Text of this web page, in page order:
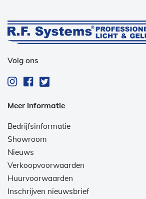
Volg ons
Meer informatie
Bedrijfsinformatie
Showroom
Nieuws
Verkoopvoorwaarden
Huurvoorwaarden
Inschrijven nieuwsbrief